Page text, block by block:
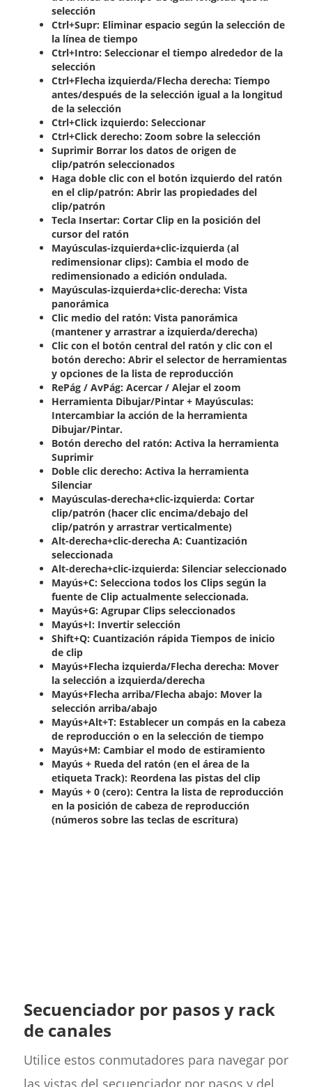
selección
Ctrl+Supr: Eliminar espacio según la selección de
la línea de tiempo
Ctrl+Intro: Seleccionar el tiempo alrededor de la
selección
Ctrl+Flecha izquierda/Flecha derecha: Tiempo
antes/después de la selección igual a la longitud
de la selección
Ctrl+Click izquierdo: Seleccionar
Ctrl+Click derecho: Zoom sobre la selección
Suprimir Borrar los datos de origen de
clip/patrón seleccionados
Haga doble clic con el botón izquierdo del ratón
en el clip/patrón: Abrir las propiedades del
clip/patrón
Tecla Insertar: Cortar Clip en la posición del
cursor del ratón
Mayúsculas-izquierda+clic-izquierda (al
redimensionar clips): Cambia el modo de
redimensionado a edición ondulada.
Mayúsculas-izquierda+clic-derecha: Vista
panorámica
Clic medio del ratón: Vista panorámica
(mantener y arrastrar a izquierda/derecha)
Clic con el botón central del ratón y clic con el
botón derecho: Abrir el selector de herramientas
y opciones de la lista de reproducción
RePág / AvPág: Acercar / Alejar el zoom
Herramienta Dibujar/Pintar + Mayúsculas:
Intercambiar la acción de la herramienta
Dibujar/Pintar.
Botón derecho del ratón: Activa la herramienta
Suprimir
Doble clic derecho: Activa la herramienta
Silenciar
Mayúsculas-derecha+clic-izquierda: Cortar
clip/patrón (hacer clic encima/debajo del
clip/patrón y arrastrar verticalmente)
Alt-derecha+clic-derecha A: Cuantización
seleccionada
Alt-derecha+clic-izquierda: Silenciar seleccionado
Mayús+C: Selecciona todos los Clips según la
fuente de Clip actualmente seleccionada.
Mayús+G: Agrupar Clips seleccionados
Mayús+I: Invertir selección
Shift+Q: Cuantización rápida Tiempos de inicio
de clip
Mayús+Flecha izquierda/Flecha derecha: Mover
la selección a izquierda/derecha
Mayús+Flecha arriba/Flecha abajo: Mover la
selección arriba/abajo
Mayús+Alt+T: Establecer un compás en la cabeza
de reproducción o en la selección de tiempo
Mayús+M: Cambiar el modo de estiramiento
Mayús + Rueda del ratón (en el área de la
etiqueta Track): Reordena las pistas del clip
Mayús + 0 (cero): Centra la lista de reproducción
en la posición de cabeza de reproducción
(números sobre las teclas de escritura)
Secuenciador por pasos y rack
de canales
Utilice estos conmutadores para navegar por